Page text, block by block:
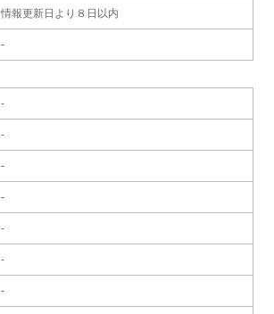
情報更新日より８日以内
-
-
-
-
-
-
-
-